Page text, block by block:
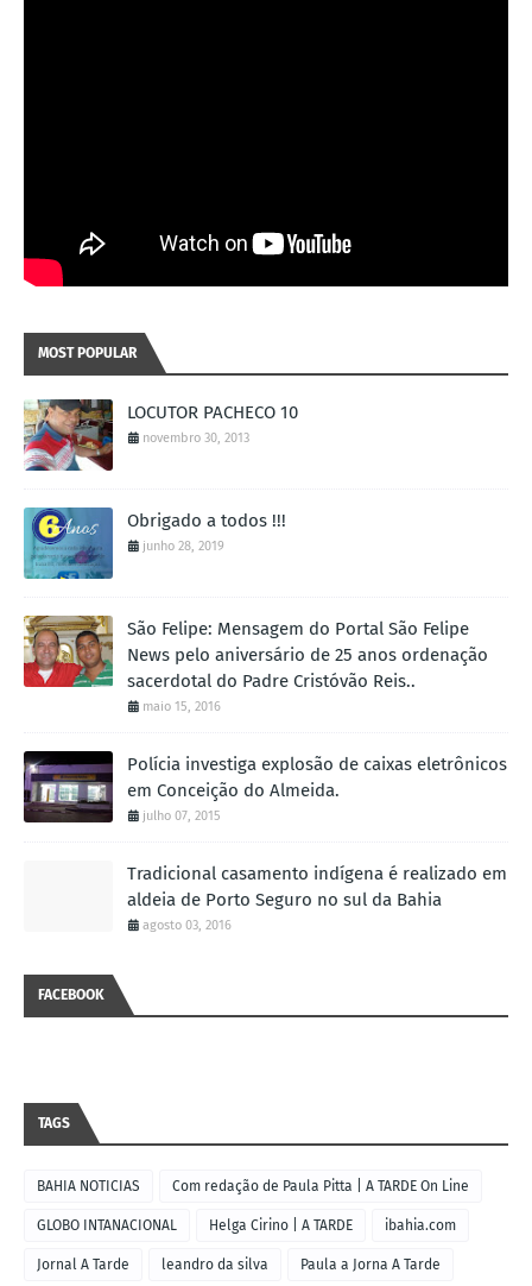
MOST POPULAR
LOCUTOR PACHECO 10
novembro 30, 2013
Obrigado a todos !!!
junho 28, 2019
São Felipe: Mensagem do Portal São Felipe
News pelo aniversário de 25 anos ordenação
sacerdotal do Padre Cristóvão Reis..
maio 15, 2016
Polícia investiga explosão de caixas eletrônicos
em Conceição do Almeida.
julho 07, 2015
Tradicional casamento indígena é realizado em
aldeia de Porto Seguro no sul da Bahia
agosto 03, 2016
FACEBOOK
TAGS
BAHIA NOTICIAS Com redação de Paula Pitta | A TARDE On Line
GLOBO INTANACIONAL Helga Cirino | A TARDE ibahia.com
Jornal A Tarde leandro da silva Paula a Jorna A Tarde